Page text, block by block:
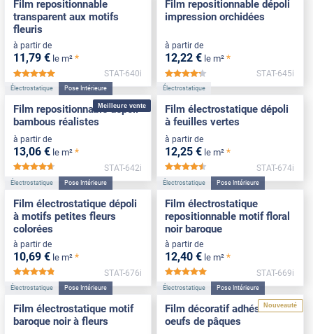
Film repositionnable
transparent aux motifs
fleuris
à partir de
11,79 € le m² *
*****
STAT-640i
Film repositionnable dépoli
impression orchidées
à partir de
12,22 € le m² *
*****
STAT-645i
Meilleure vente
Électrostatique Pose Intérieure
Film repositionnable dépoli
bambous réalistes
à partir de
13,06 € le m² *
*****
STAT-642i
Électrostatique
Film électrostatique dépoli
à feuilles vertes
à partir de
12,25 € le m² *
*****
STAT-674i
Électrostatique Pose Intérieure
Film électrostatique dépoli
à motifs petites fleurs
colorées
à partir de
10,69 € le m² *
STAT-676i
Électrostatique Pose Intérieure
Film électrostatique
repositionnable motif floral
noir baroque
à partir de
12,40 € le m² *
STAT-669i
Électrostatique Pose Intérieure
Film électrostatique motif
baroque noir à fleurs
Nouveauté
Électrostatique Pose Intérieure
Film décoratif adhésif motif
oeufs de pâques